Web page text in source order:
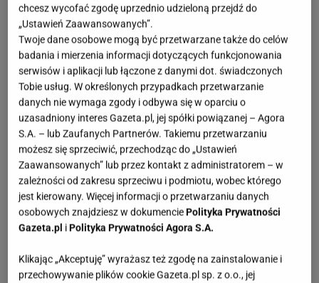
chcesz wycofać zgodę uprzednio udzieloną przejdź do
„Ustawień Zaawansowanych”.
Twoje dane osobowe mogą być przetwarzane także do celów
badania i mierzenia informacji dotyczących funkcjonowania
serwisów i aplikacji lub łączone z danymi dot. świadczonych
Tobie usług. W określonych przypadkach przetwarzanie
danych nie wymaga zgody i odbywa się w oparciu o
uzasadniony interes Gazeta.pl, jej spółki powiązanej – Agora
S.A. – lub Zaufanych Partnerów. Takiemu przetwarzaniu
możesz się sprzeciwić, przechodząc do „Ustawień
Zaawansowanych” lub przez kontakt z administratorem – w
zależności od zakresu sprzeciwu i podmiotu, wobec którego
jest kierowany. Więcej informacji o przetwarzaniu danych
osobowych znajdziesz w dokumenciePolityka Prywatności
Gazeta.pl iPolityka Prywatności Agora S.A.
Klikając „Akceptuję” wyrażasz też zgodę na zainstalowanie i
przechowywanie plików cookie Gazeta.pl sp. z o.o., jej